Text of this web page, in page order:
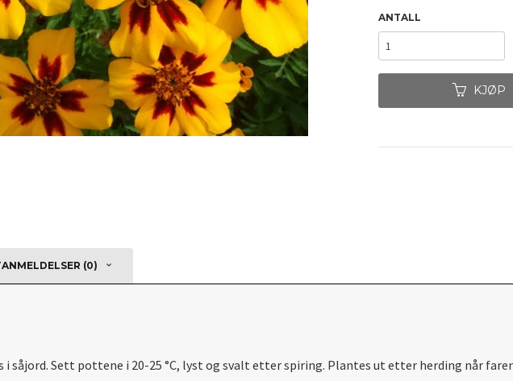
ANTALL
KJØP
(0)
i såjord. Sett pottene i 20-25 °C, lyst og svalt etter spiring. Plantes ut etter herding når